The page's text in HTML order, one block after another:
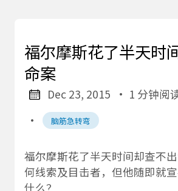
福尔摩斯花了半天时
命案
Dec 23, 2015
· 1 分钟阅
·
脑筋急转弯
福尔摩斯花了半天时间却查不
何线索及目击者，但他随即就
什么？